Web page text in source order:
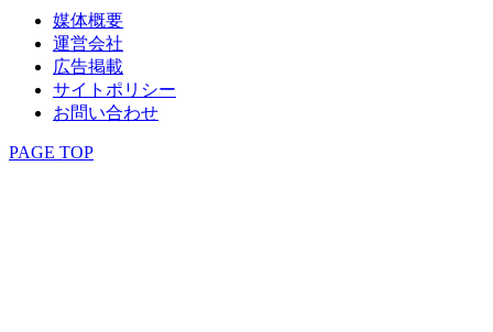
媒体概要
運営会社
広告掲載
サイトポリシー
お問い合わせ
PAGE TOP